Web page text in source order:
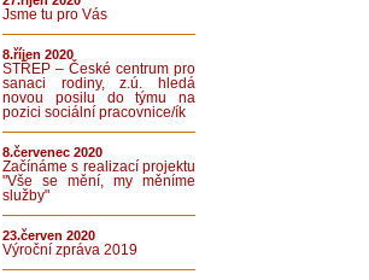
Jsme tu pro Vás
8.říjen 2020
STŘEP – České centrum pro
sanaci rodiny, z.ú. hledá
novou posilu do týmu na
pozici sociální pracovnice/ík
8.červenec 2020
Začínáme s realizací projektu
"Vše se mění, my měníme
služby"
23.červen 2020
Výroční zpráva 2019